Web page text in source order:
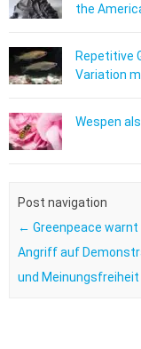
the
Repetitive
Variation
Wespen
Post navigation
← Greenpeace warnt
Angriff auf
und Meinungsfreiheit